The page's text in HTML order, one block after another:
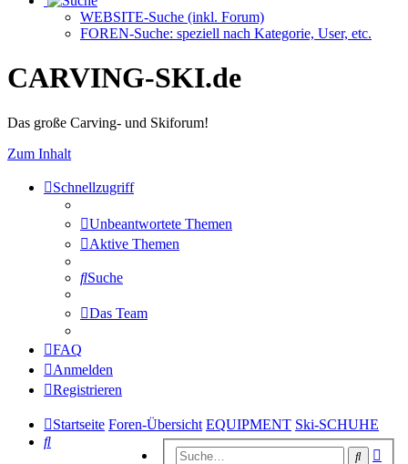
WEBSITE-Suche (inkl. Forum)
FOREN-Suche: speziell nach Kategorie, User, etc.
CARVING-SKI.de
Das große Carving- und Skiforum!
Zum Inhalt
Schnellzugriff
Unbeantwortete Themen
Aktive Themen
Suche
Das Team
FAQ
Anmelden
Registrieren
Startseite Foren-Übersicht EQUIPMENT Ski-SCHUHE
Suche
Suche